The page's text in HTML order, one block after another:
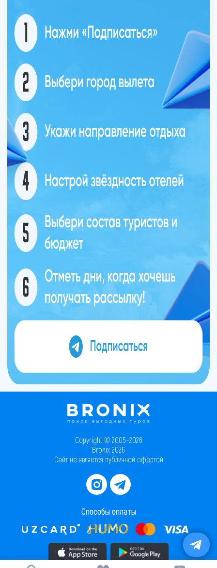
Copyright © 2005–2026
Bronix 2026
Сайт не является публичной офертой
Способы оплаты
Скачать приложение в AppStore Скачать приложение в PlayMarket